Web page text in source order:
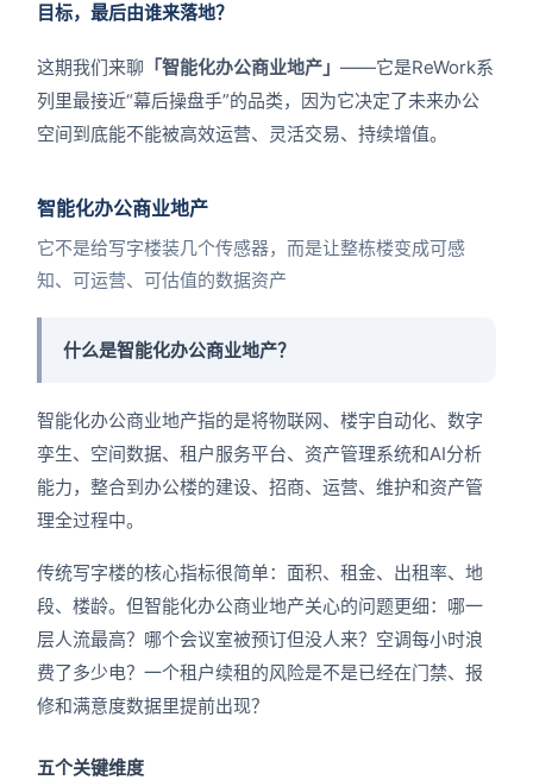
目标，最后由谁来落地？
这期我们来聊 「智能化办公商业地产」 ——它是ReWork系
列里最接近“幕后操盘手”的品类，因为它决定了未来办公
空间到底能不能被高效运营、灵活交易、持续增值。
智能化办公商业地产
它不是给写字楼装几个传感器，而是让整栋楼变成可感
知、可运营、可估值的数据资产
什么是智能化办公商业地产？
智能化办公商业地产指的是将物联网、楼宇自动化、数字
孪生、空间数据、租户服务平台、资产管理系统和AI分析
能力，整合到办公楼的建设、招商、运营、维护和资产管
理全过程中。
传统写字楼的核心指标很简单：面积、租金、出租率、地
段、楼龄。但智能化办公商业地产关心的问题更细：哪一
层人流最高？哪个会议室被预订但没人来？空调每小时浪
费了多少电？一个租户续租的风险是不是已经在门禁、报
修和满意度数据里提前出现？
五个关键维度